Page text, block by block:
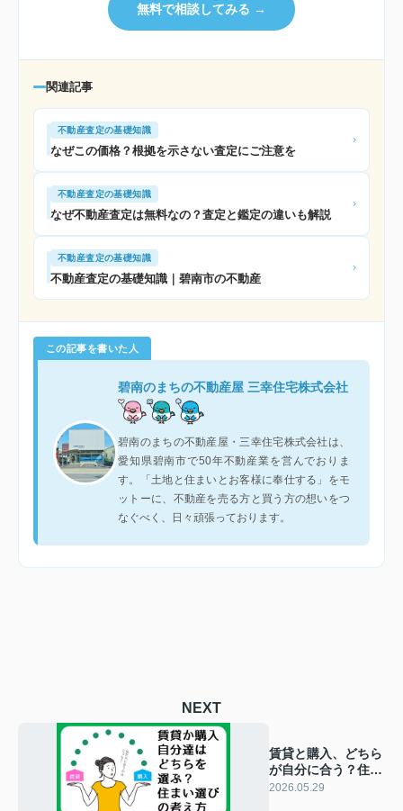
無料で相談してみる →
関連記事
不動産査定の基礎知識
なぜこの価格？根拠を示さない査定にご注意を
›
不動産査定の基礎知識
なぜ不動産査定は無料なの？査定と鑑定の違いも解説
›
不動産査定の基礎知識
不動産査定の基礎知識｜碧南市の不動産
›
この記事を書いた人
碧南のまちの不動産屋 三幸住宅株式会社
碧南のまちの不動産屋・三幸住宅株式会社は、
愛知県碧南市で50年不動産業を営んでおりま
す。「土地と住まいとお客様に奉仕する」をモ
ットーに、不動産を売る方と買う方の想いをつ
なぐべく、日々頑張っております。
NEXT
賃貸と購入、どちら
が自分に合う？住ま
い選びの考え方｜碧
2026.05.29